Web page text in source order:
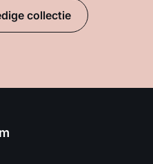
collectie